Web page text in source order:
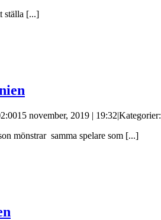
ställa [...]
15 november, 2019 | 19:32|Kategorier:
mönstrar samma spelare som [...]